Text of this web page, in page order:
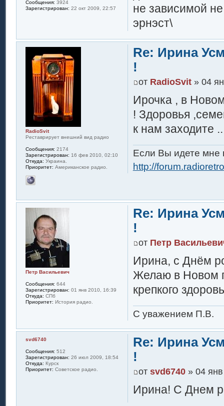
не зависимой
эрнэст\
Сообщения: 3924
Зарегистрирован: 22 окт 2009, 22:57
Re: Ирина
!
от RadioSvit» 04
Ирочка , в
! Здоровья
к нам заходите
Если Вы идете мне
http://
RadioSvit
Реставрирует внешний вид радио
Сообщения: 2174
Зарегистрирован: 16 фев 2010, 02:10
Откуда: Украина.
Приоритет: Американское радио.
Re: Ирина
!
от Петр
Ирина, с Днём
Желаю в Новом
крепкого
С уважением П.В.
Петр Васильевич
Сообщения: 644
Зарегистрирован: 01 янв 2010, 16:39
Откуда: СПб
Приоритет: История радио.
Re: Ирина
!
от svd6740» 04 янв
Ирина! С Днем
svd6740
Сообщения: 512
Зарегистрирован: 26 июл 2009, 18:54
Откуда: Курск
Приоритет: Советское радио.